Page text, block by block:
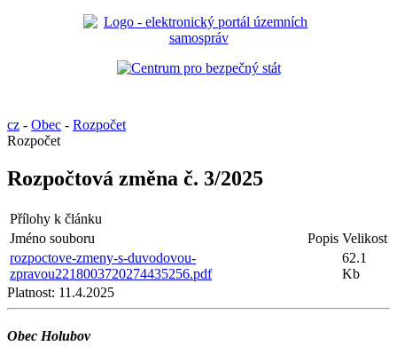
cz - Obec - Rozpočet
Rozpočet
Rozpočtová změna č. 3/2025
Přílohy k článku
Jméno souboru
Popis Velikost
rozpoctove-zmeny-s-duvodovou-
zpravou2218003720274435256.pdf
62.1
Kb
Platnost: 11.4.2025
Obec Holubov